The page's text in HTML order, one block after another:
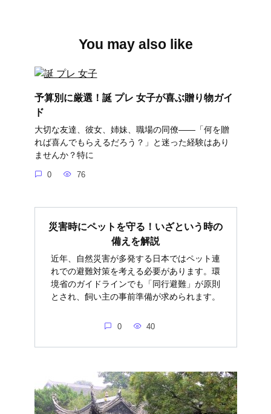
You may also like
予算別に厳選！誕 プレ 女子が喜ぶ贈り物ガイ
ド
大切な友達、彼女、姉妹、職場の同僚――「何を贈
れば喜んでもらえるだろう？」と迷った経験はあり
ませんか？特に
0 76
災害時にペットを守る！いざという時の
備えを解説
近年、自然災害が多発する日本ではペット連
れでの避難対策を考える必要があります。環
境省のガイドラインでも「同行避難」が原則
とされ、飼い主の事前準備が求められます。
0 40